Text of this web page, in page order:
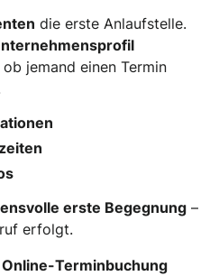
die erste Anlaufstelle.
jemand einen Termin
erste Begegnung –
erfolgt.
Online-Terminbuchung